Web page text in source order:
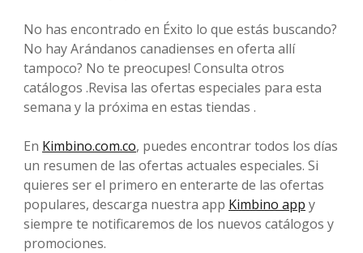
No has encontrado en Éxito lo que estás buscando?
No hay Arándanos canadienses en oferta allí
tampoco? No te preocupes! Consulta otros
catálogos .Revisa las ofertas especiales para esta
semana y la próxima en estas tiendas .
En Kimbino.com.co, puedes encontrar todos los días
un resumen de las ofertas actuales especiales. Si
quieres ser el primero en enterarte de las ofertas
populares, descarga nuestra app Kimbino app y
siempre te notificaremos de los nuevos catálogos y
promociones.